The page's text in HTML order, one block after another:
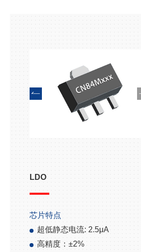
LDO
芯片特点
超低静态电流: 2.5μA
高精度：±2%